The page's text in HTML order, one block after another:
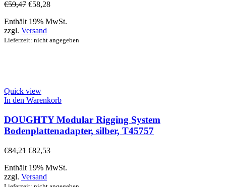
€59,47 €58,28
Enthält 19% MwSt.
zzgl. Versand
Lieferzeit: nicht angegeben
Quick view
In den Warenkorb
DOUGHTY Modular Rigging System
Bodenplattenadapter, silber, T45757
€84,21 €82,53
Enthält 19% MwSt.
zzgl. Versand